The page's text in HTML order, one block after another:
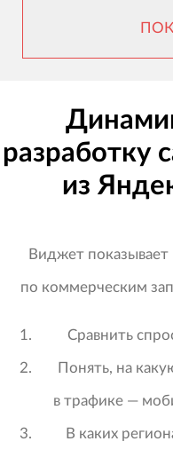
разработку
из
Виджет показывает
по коммерческим
Сравнить
Понять, на
в трафике —
В каких